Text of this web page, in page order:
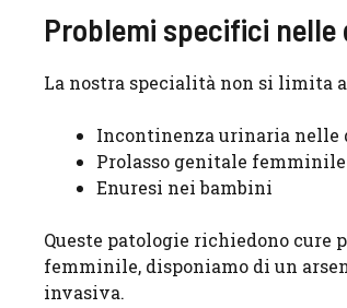
Problemi specifici nelle
La nostra specialità non si limita
Incontinenza urinaria nelle
Prolasso genitale femminile
Enuresi nei bambini
Queste patologie richiedono cure
femminile, disponiamo di un
invasiva.